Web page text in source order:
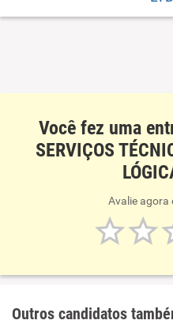
gás e água. Outras
Você fez uma
SERVIÇOS
Avalie agora
Outros candidatos